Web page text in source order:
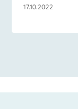
17.10.2022